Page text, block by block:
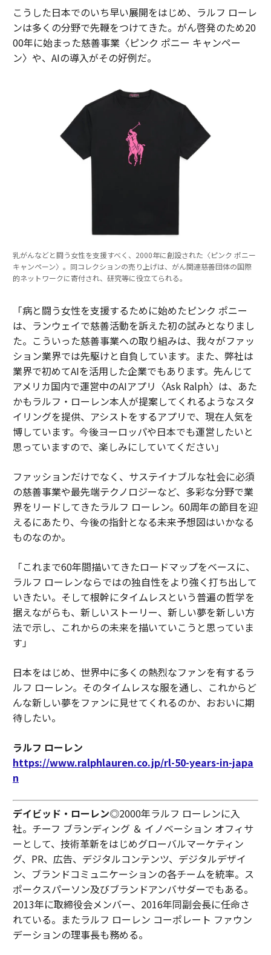
こうした日本でのいち早い展開をはじめ、ラルフ ローレ
ンは多くの分野で先鞭をつけてきた。がん啓発のため20
00年に始まった慈善事業〈ピンク ポニー キャンペー
ン〉や、AIの導入がその好例だ。
乳がんなどと闘う女性を支援すべく、2000年に創設された〈ピンク ポニー
キャンペーン〉。同コレクションの売り上げは、がん関連慈善団体の国際
的ネットワークに寄付され、研究等に役立てられる。
「病と闘う女性を支援するために始めたピンク ポニー
は、ランウェイで慈善活動を訴えた初の試みとなりまし
た。こういった慈善事業への取り組みは、我々がファッ
ション業界では先駆けと自負しています。また、弊社は
業界で初めてAIを活用した企業でもあります。先んじて
アメリカ国内で運営中のAIアプリ〈Ask Ralph〉は、あた
かもラルフ・ローレン本人が提案してくれるようなスタ
イリングを提供、アシストをするアプリで、現在人気を
博しています。今後ヨーロッパや日本でも運営したいと
思っていますので、楽しみにしていてください」
ファッションだけでなく、サステイナブルな社会に必須
の慈善事業や最先端テクノロジーなど、多彩な分野で業
界をリードしてきたラルフ ローレン。60周年の節目を迎
えるにあたり、今後の指針となる未来予想図はいかなる
ものなのか。
「これまで60年間描いてきたロードマップをベースに、
ラルフ ローレンならではの独自性をより強く打ち出して
いきたい。そして根幹にタイムレスという普遍の哲学を
据えながらも、新しいストーリー、新しい夢を新しい方
法で示し、これからの未来を描いていこうと思っていま
す」
日本をはじめ、世界中に多くの熱烈なファンを有するラ
ルフ ローレン。そのタイムレスな服を通し、これからど
んな新しい夢をファンに見せてくれるのか、おおいに期
待したい。
ラルフ ローレン
https://www.ralphlauren.co.jp/rl-50-years-in-japa
n
デイビッド・ローレン◎2000年ラルフ ローレンに入
社。チーフ ブランディング ＆ イノベーション オフィサ
ーとして、技術革新をはじめグローバルマーケティン
グ、PR、広告、デジタルコンテンツ、デジタルデザイ
ン、ブランドコミュニケーションの各チームを統率。ス
ポークスパーソン及びブランドアンバサダーでもある。
2013年に取締役会メンバー、2016年同副会長に任命さ
れている。またラルフ ローレン コーポレート ファウン
デーションの理事長も務める。